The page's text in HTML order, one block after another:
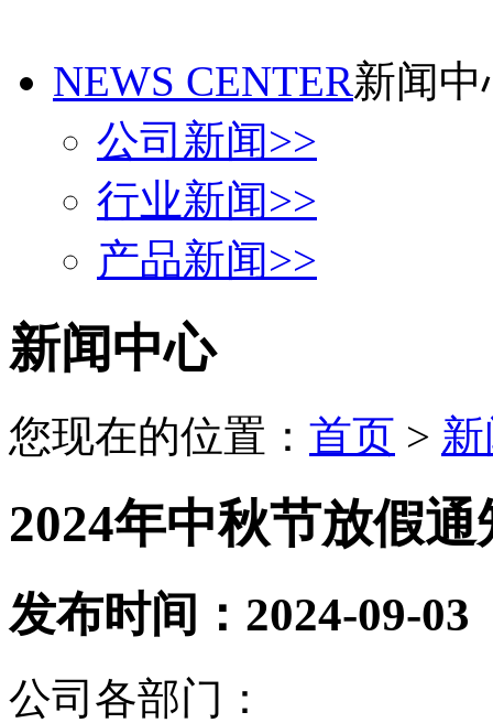
NEWS CENTER新闻中
公司新闻>>
行业新闻>>
产品新闻>>
新闻中心
您现在的位置： 首页 >
2024年中秋节放假
发布时间：2024-09-03
公司各部门：